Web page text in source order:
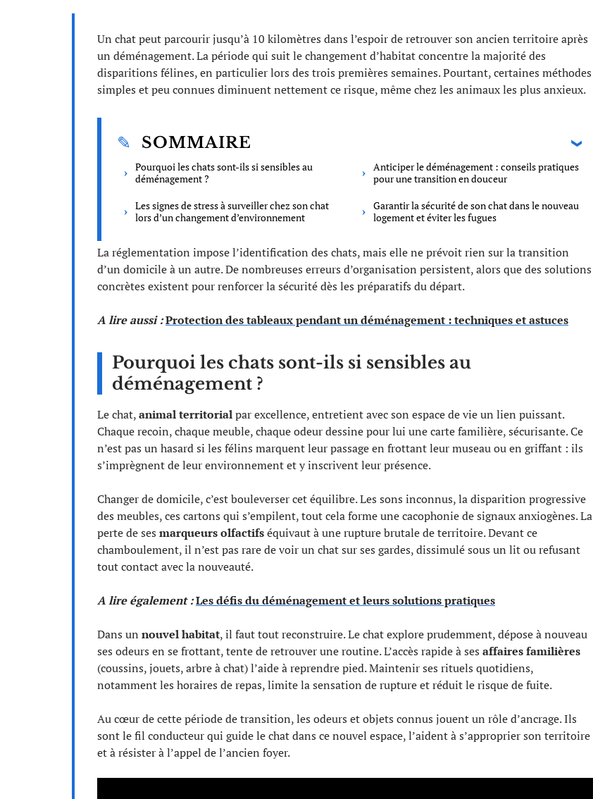
Un chat peut parcourir jusqu’à 10 kilomètres dans l’espoir de retrouver son ancien territoire après
un déménagement. La période qui suit le changement d’habitat concentre la majorité des
disparitions félines, en particulier lors des trois premières semaines. Pourtant, certaines méthodes
simples et peu connues diminuent nettement ce risque, même chez les animaux les plus anxieux.
SOMMAIRE
Pourquoi les chats sont-ils si sensibles au
déménagement ?
Les signes de stress à surveiller chez son chat
lors d’un changement d’environnement
Anticiper le déménagement : conseils pratiques
pour une transition en douceur
Garantir la sécurité de son chat dans le nouveau
logement et éviter les fugues
La réglementation impose l’identification des chats, mais elle ne prévoit rien sur la transition
d’un domicile à un autre. De nombreuses erreurs d’organisation persistent, alors que des solutions
concrètes existent pour renforcer la sécurité dès les préparatifs du départ.
A lire aussi :Protection des tableaux pendant un déménagement : techniques et astuces
Pourquoi les chats sont-ils si sensibles au
déménagement ?
Le chat,animal territorialpar excellence, entretient avec son espace de vie un lien puissant.
Chaque recoin, chaque meuble, chaque odeur dessine pour lui une carte familière, sécurisante. Ce
n’est pas un hasard si les félins marquent leur passage en frottant leur museau ou en griffant : ils
s’imprègnent de leur environnement et y inscrivent leur présence.
Changer de domicile, c’est bouleverser cet équilibre. Les sons inconnus, la disparition progressive
des meubles, ces cartons qui s’empilent, tout cela forme une cacophonie de signaux anxiogènes. La
perte de ses marqueurs olfactifséquivaut à une rupture brutale de territoire. Devant ce
chamboulement, il n’est pas rare de voir un chat sur ses gardes, dissimulé sous un lit ou refusant
tout contact avec la nouveauté.
A lire également :Les défis du déménagement et leurs solutions pratiques
Dans un nouvel habitat, il faut tout reconstruire. Le chat explore prudemment, dépose à nouveau
ses odeurs en se frottant, tente de retrouver une routine. L’accès rapide à ses affaires familières
(coussins, jouets, arbre à chat) l’aide à reprendre pied. Maintenir ses rituels quotidiens,
notamment les horaires de repas, limite la sensation de rupture et réduit le risque de fuite.
Au cœur de cette période de transition, les odeurs et objets connus jouent un rôle d’ancrage. Ils
sont le fil conducteur qui guide le chat dans ce nouvel espace, l’aident à s’approprier son territoire
et à résister à l’appel de l’ancien foyer.